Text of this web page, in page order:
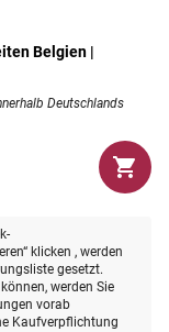
Belgien |
Deutschlands
klicken , werden
gesetzt.
werden Sie
vorab
Kaufverpflichtung